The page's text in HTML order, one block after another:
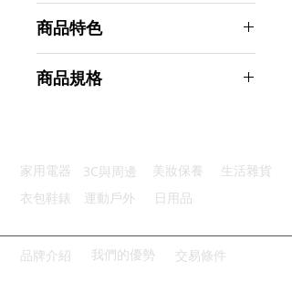
商品特色
一分為二：一個杯槽變兩個使用
商品規格
主要材質：ABS
商品尺寸：19*11.5*8.5cm
產地名稱：中國大陸
代理商：亞桓有限公司
家用電器 3C與周邊 美妝保養
生活雜貨
衣包鞋錶
運動戶外 日用品
品牌介紹 我們的優勢 交易條件